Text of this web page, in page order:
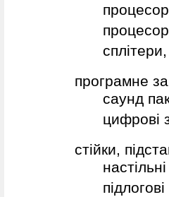
програмне
саунд
цифрові
стійки,
настільні
підлогові